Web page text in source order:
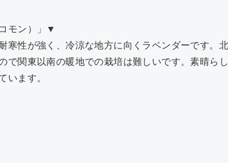
モン）」▼
寒性が強く、冷涼な地方に向くラベンダーです。
で関東以南の暖地での栽培は難しいです。素晴ら
います。